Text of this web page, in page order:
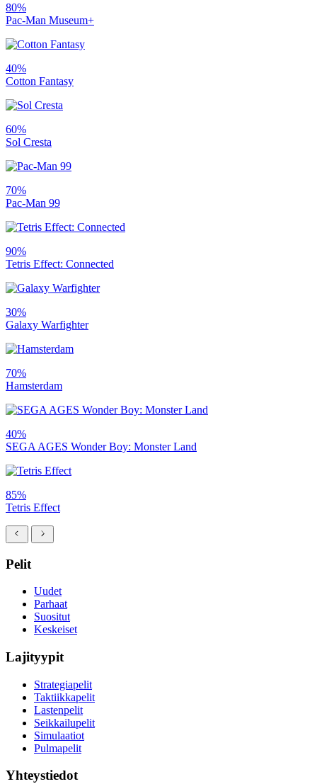
80%
Pac-Man Museum+
40%
Cotton Fantasy
60%
Sol Cresta
70%
Pac-Man 99
90%
Tetris Effect: Connected
30%
Galaxy Warfighter
70%
Hamsterdam
40%
SEGA AGES Wonder Boy: Monster Land
85%
Tetris Effect
Pelit
Uudet
Parhaat
Suositut
Keskeiset
Lajityypit
Strategiapelit
Taktiikkapelit
Lastenpelit
Seikkailupelit
Simulaatiot
Pulmapelit
Yhteystiedot